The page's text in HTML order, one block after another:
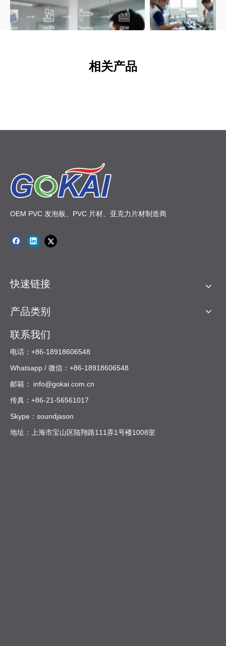
关于乙缩醛塑料您需要了解的一切：高性能 POM 部件工程师指南
均聚物缩醛之间的差异、关键特性、ESD
以及设计和加工的专家技巧。
相关产品
大型亚克力板
OEM PVC 发泡板、PVC 片材、亚克力片材制造商
快速链接
产品类别
联系我们
电话：+86-18918606548
Whatsapp / 微信：+86-18918606548
邮箱： info@gokai.com.cn
传真：+86-21-56561017
Skype：soundjason
地址：上海市宝山区陆翔路111弄1号楼1008室